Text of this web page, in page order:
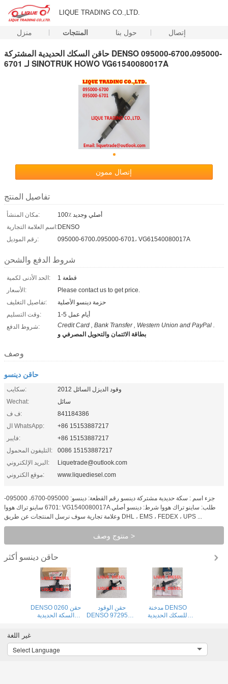
LIQUE TRADING CO.,LTD.
منزل المنتجات حول بنا إتصال
حاقن السكك الحديدية المشتركة DENSO 095000-6700،095000-
6701 لـ SINOTRUK HOWO VG61540080017A
إتصال ممون
تفاصيل المنتج
مكان المنشأ:
100٪ أصلي وجديد
اسم العلامة التجارية:DENSO
رقم الموديل:
095000-6700،095000-6701، VG61540080017A
شروط الدفع والشحن
الحد الأدنى لكمية:
1 قطعة
الأسعار:
Please contact us to get price.
تفاصيل التغليف:
حزمة دينسو الأصلية
وقت التسليم:
1-5 أيام عمل
شروط الدفع:
Credit Card , Bank Transfer , Western Union and PayPal .
بطاقة الائتمان والتحويل المصرفي و
وصف
حاقن دينسو
سكايب:
وقود الديزل السائل 2012
Wechat:
سائل
ف ف:
841184386
ال WhatsApp:
+86 15153887217
فايبر:
+86 15153887217
التليفون المحمول:
0086 15153887217
البريد الإلكتروني:
Liquetrade@outlook.com
موقع الكتروني:
www.liquediesel.com
جزء اسم : سكة حديدية مشتركة دينسو رقم القطعة: دينسو: 095000-6700، 095000-
6701 ساينو تراك هووا: VG1540080017A طلب: ساينو تراك هووا شرط: دينسو أصلي
وعلامة تجارية سوف نرسل المنتجات عن طريق DHL ، EMS ، FEDEX ، UPS ...
منتوج وصف >
حاقن دينسو
DENSO 0260 حقن
السكة الحديدية
ME306476
9729505026
حقن الوقود
DENSO 9729505-
2950500260
مدخنة DENSO
للسكك الحديدية
0L050 095000-
غير اللغة
Select Language